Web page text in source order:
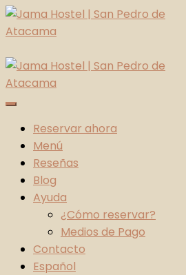
Skip
to
Jama Hostel | San Pedro de
Atacama Desert
Reservar ahora
Menú
Reseñas
Blog
Ayuda
¿Cómo reservar?
Medios de Pago
Contacto
Español